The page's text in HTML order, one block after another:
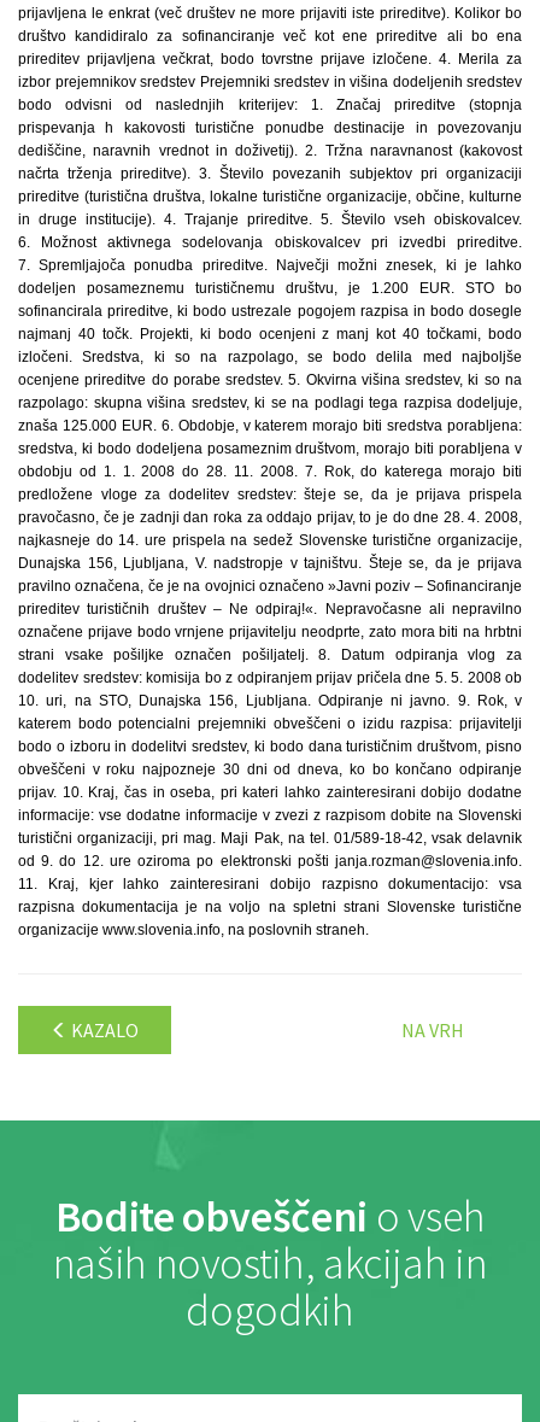
prijavljena le enkrat (več društev ne more prijaviti iste prireditve). Kolikor bo
društvo kandidiralo za sofinanciranje več kot ene prireditve ali bo ena
prireditev prijavljena večkrat, bodo tovrstne prijave izločene. 4. Merila za
izbor prejemnikov sredstev Prejemniki sredstev in višina dodeljenih sredstev
bodo odvisni od naslednjih kriterijev: 1. Značaj prireditve (stopnja
prispevanja h kakovosti turistične ponudbe destinacije in povezovanju
dediščine, naravnih vrednot in doživetij). 2. Tržna naravnanost (kakovost
načrta trženja prireditve). 3. Število povezanih subjektov pri organizaciji
prireditve (turistična društva, lokalne turistične organizacije, občine, kulturne
in druge institucije). 4. Trajanje prireditve. 5. Število vseh obiskovalcev.
6. Možnost aktivnega sodelovanja obiskovalcev pri izvedbi prireditve.
7. Spremljajoča ponudba prireditve. Največji možni znesek, ki je lahko
dodeljen posameznemu turističnemu društvu, je 1.200 EUR. STO bo
sofinancirala prireditve, ki bodo ustrezale pogojem razpisa in bodo dosegle
najmanj 40 točk. Projekti, ki bodo ocenjeni z manj kot 40 točkami, bodo
izločeni. Sredstva, ki so na razpolago, se bodo delila med najboljše
ocenjene prireditve do porabe sredstev. 5. Okvirna višina sredstev, ki so na
razpolago: skupna višina sredstev, ki se na podlagi tega razpisa dodeljuje,
znaša 125.000 EUR. 6. Obdobje, v katerem morajo biti sredstva porabljena:
sredstva, ki bodo dodeljena posameznim društvom, morajo biti porabljena v
obdobju od 1. 1. 2008 do 28. 11. 2008. 7. Rok, do katerega morajo biti
predložene vloge za dodelitev sredstev: šteje se, da je prijava prispela
pravočasno, če je zadnji dan roka za oddajo prijav, to je do dne 28. 4. 2008,
najkasneje do 14. ure prispela na sedež Slovenske turistične organizacije,
Dunajska 156, Ljubljana, V. nadstropje v tajništvu. Šteje se, da je prijava
pravilno označena, če je na ovojnici označeno »Javni poziv – Sofinanciranje
prireditev turističnih društev – Ne odpiraj!«. Nepravočasne ali nepravilno
označene prijave bodo vrnjene prijavitelju neodprte, zato mora biti na hrbtni
strani vsake pošiljke označen pošiljatelj. 8. Datum odpiranja vlog za
dodelitev sredstev: komisija bo z odpiranjem prijav pričela dne 5. 5. 2008 ob
10. uri, na STO, Dunajska 156, Ljubljana. Odpiranje ni javno. 9. Rok, v
katerem bodo potencialni prejemniki obveščeni o izidu razpisa: prijavitelji
bodo o izboru in dodelitvi sredstev, ki bodo dana turističnim društvom, pisno
obveščeni v roku najpozneje 30 dni od dneva, ko bo končano odpiranje
prijav. 10. Kraj, čas in oseba, pri kateri lahko zainteresirani dobijo dodatne
informacije: vse dodatne informacije v zvezi z razpisom dobite na Slovenski
turistični organizaciji, pri mag. Maji Pak, na tel. 01/589-18-42, vsak delavnik
od 9. do 12. ure oziroma po elektronski pošti janja.rozman@slovenia.info.
11. Kraj, kjer lahko zainteresirani dobijo razpisno dokumentacijo: vsa
razpisna dokumentacija je na voljo na spletni strani Slovenske turistične
organizacije www.slovenia.info, na poslovnih straneh.
KAZALO NA VRH
Bodite obveščeni o vseh
naših novostih, akcijah in
dogodkih